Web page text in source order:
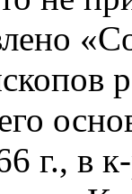
г., в